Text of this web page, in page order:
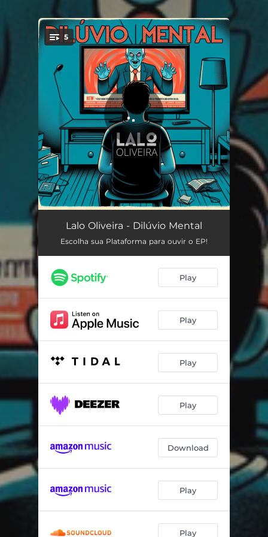
You're all set!
5
Dilúvio Mental 03:30
Estrutura 03:38
Falsa Tormenta 03:06
Vozes Sufocadas 03:40
Lalo Oliveira - Dilúvio Mental
Escolha sua Plataforma para ouvir o EP!
Play
Play
Play
Play
Download
Play
Play